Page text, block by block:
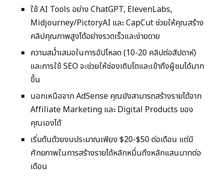
ใช้ AI Tools อย่าง ChatGPT, ElevenLabs,
Midjourney/PictoryAI และ CapCut ช่วยให้คุณสร้าง
คลิปคุณภาพสูงได้อย่างรวดเร็วและง่ายดาย
ความสม่ำเสมอในการอัปโหลด (10-20 คลิปต่อสัปดาห์)
และการใช้ SEO จะช่วยให้ช่องเติบโตและเข้าถึงผู้ชมได้มาก
ขึ้น
นอกเหนือจาก AdSense คุณยังสามารถสร้างรายได้จาก
Affiliate Marketing และ Digital Products ของ
คุณเองได้
เริ่มต้นด้วยงบประมาณเพียง $20-$50 ต่อเดือน แต่มี
ศักยภาพในการสร้างรายได้หลักหมื่นถึงหลักแสนบาทต่อ
เดือน